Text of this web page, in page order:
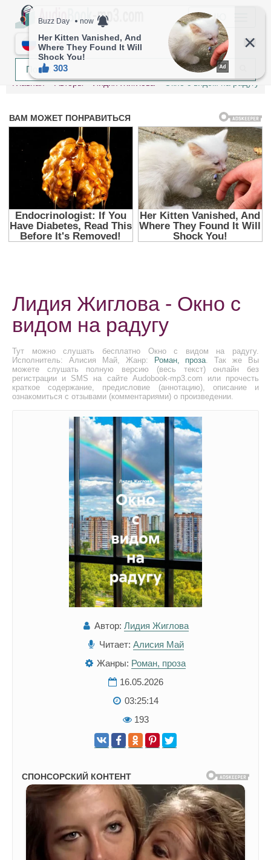
МЕНЮ
RU
Главная Авторы Лидия Жиглова Окно с видом на радугу
Лидия Жиглова - Окно с
видом на радугу
Тут можно слушать бесплатно Окно с видом на радугу.
Исполнитель: Алисия Май, Жанр:
Роман, проза. Так же Вы
можете слушать полную версию (весь текст) онлайн без
регистрации и SMS на сайте Audobook-mp3.com или прочесть
краткое содержание, предисловие (аннотацию), описание и
ознакомиться с отзывами (комментариями) о произведении.
Автор: Лидия Жиглова
Читает: Алисия Май
Жанры: Роман, проза
16.05.2026
03:25:14
193